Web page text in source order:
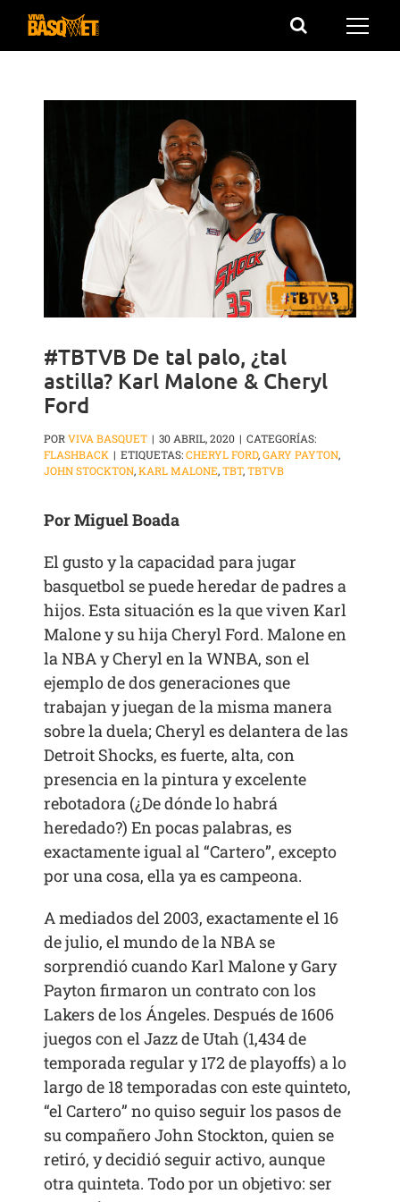
Saltar
#TBTVB De tal palo, ¿tal
astilla? Karl Malone & Cheryl
Ford
PORVIVA BASQUET | 30 ABRIL, 2020 | CATEGORÍAS:
FLASHBACK | ETIQUETAS:CHERYL FORD,GARY PAYTON,
JOHN STOCKTON,KARL MALONE,TBT,TBTVB
Por Miguel Boada
El gusto y la capacidad para jugar
basquetbol se puede heredar de padres a
hijos. Esta situación es la que viven Karl
Malone y su hija Cheryl Ford. Malone en
la NBA y Cheryl en la WNBA, son el
ejemplo de dos generaciones que
trabajan y juegan de la misma manera
sobre la duela; Cheryl es delantera de las
Detroit Shocks, es fuerte, alta, con
presencia en la pintura y excelente
rebotadora (¿De dónde lo habrá
heredado?) En pocas palabras, es
exactamente igual al “Cartero”, excepto
por una cosa, ella ya es campeona.
A mediados del 2003, exactamente el 16
de julio, el mundo de la NBA se
sorprendió cuando Karl Malone y Gary
Payton firmaron un contrato con los
Lakers de los Ángeles. Después de 1606
juegos con el Jazz de Utah (1,434 de
temporada regular y 172 de playoffs) a lo
largo de 18 temporadas con este quinteto,
“el Cartero” no quiso seguir los pasos de
su compañero John Stockton, quien se
retiró, y decidió seguir activo, aunque
otra quinteta. Todo por un objetivo: ser